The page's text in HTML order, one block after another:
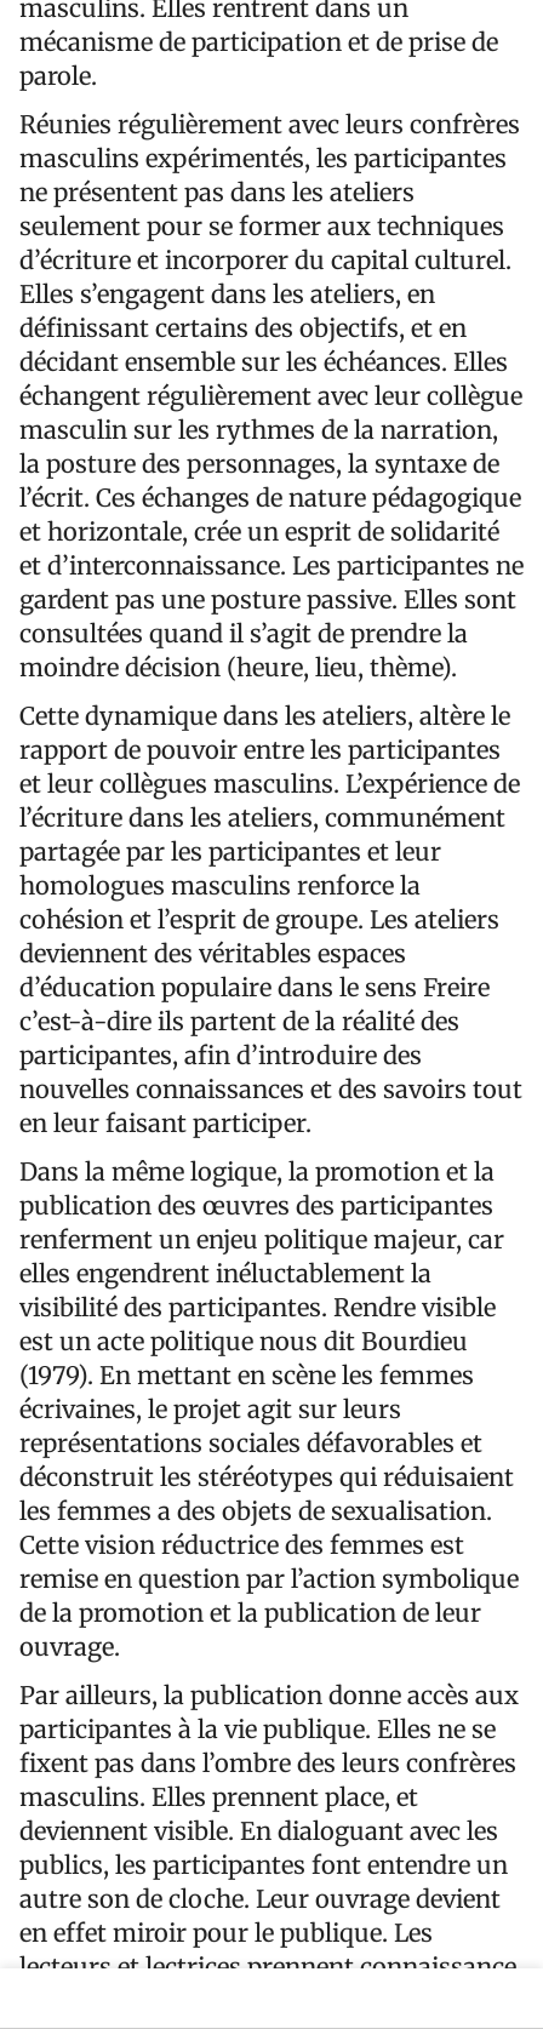
masculins. Elles rentrent dans un
mécanisme de participation et de prise de
parole.
Réunies régulièrement avec leurs confrères
masculins expérimentés, les participantes
ne présentent pas dans les ateliers
seulement pour se former aux techniques
d’écriture et incorporer du capital culturel.
Elles s’engagent dans les ateliers, en
définissant certains des objectifs, et en
décidant ensemble sur les échéances. Elles
échangent régulièrement avec leur collègue
masculin sur les rythmes de la narration,
la posture des personnages, la syntaxe de
l’écrit. Ces échanges de nature pédagogique
et horizontale, crée un esprit de solidarité
et d’interconnaissance. Les participantes ne
gardent pas une posture passive. Elles sont
consultées quand il s’agit de prendre la
moindre décision (heure, lieu, thème).
Cette dynamique dans les ateliers, altère le
rapport de pouvoir entre les participantes
et leur collègues masculins. L’expérience de
l’écriture dans les ateliers, communément
partagée par les participantes et leur
homologues masculins renforce la
cohésion et l’esprit de groupe. Les ateliers
deviennent des véritables espaces
d’éducation populaire dans le sens Freire
c’est-à-dire ils partent de la réalité des
participantes, afin d’introduire des
nouvelles connaissances et des savoirs tout
en leur faisant participer.
Dans la même logique, la promotion et la
publication des œuvres des participantes
renferment un enjeu politique majeur, car
elles engendrent inéluctablement la
visibilité des participantes. Rendre visible
est un acte politique nous dit Bourdieu
(1979). En mettant en scène les femmes
écrivaines, le projet agit sur leurs
représentations sociales défavorables et
déconstruit les stéréotypes qui réduisaient
les femmes a des objets de sexualisation.
Cette vision réductrice des femmes est
remise en question par l’action symbolique
de la promotion et la publication de leur
ouvrage.
Par ailleurs, la publication donne accès aux
participantes à la vie publique. Elles ne se
fixent pas dans l’ombre des leurs confrères
masculins. Elles prennent place, et
deviennent visible. En dialoguant avec les
publics, les participantes font entendre un
autre son de cloche. Leur ouvrage devient
en effet miroir pour le publique. Les
lecteurs et lectrices prennent connaissance